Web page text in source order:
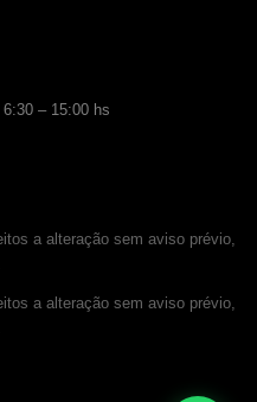
6:30 – 15:00 hs
a alteração sem aviso prévio,
a alteração sem aviso prévio,